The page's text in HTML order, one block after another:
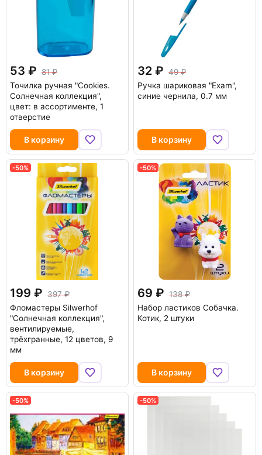
53
81
Точилка ручная "Cookies.
Солнечная коллекция",
цвет: в ассортименте, 1
отверстие
В корзину
32
49
Ручка шариковая "Exam",
синие чернила, 0.7 мм
В корзину
-50%
199
397
Фломастеры Silwerhof
"Солнечная коллекция",
вентилируемые,
трёхгранные, 12 цветов, 9
мм
В корзину
-50%
69
138
Набор ластиков Собачка.
Котик, 2 штуки
В корзину
-50% -50%